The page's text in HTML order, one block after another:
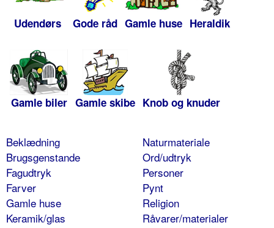
Udendørs Gode råd Gamle huse Heraldik
Gamle biler Gamle skibe Knob og knuder
Beklædning
Brugsgenstande
Fagudtryk
Farver
Gamle huse
Keramik/glas
Naturmateriale
Ord/udtryk
Personer
Pynt
Religion
Råvarer/materialer